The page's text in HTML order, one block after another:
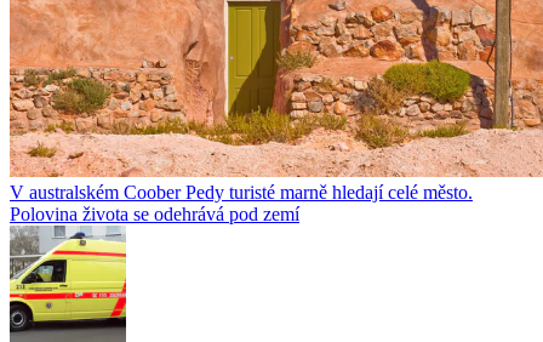
V australském Coober Pedy turisté marně hledají celé město.
Polovina života se odehrává pod zemí